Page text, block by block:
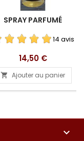
SPRAY PARFUMÉ
14 avis
Prix
14,50 €
 Ajouter au panier
